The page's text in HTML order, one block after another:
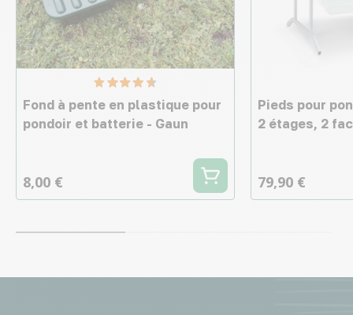
Fond à pente en plastique pour
pondoir et batterie - Gaun
8,00 €
Pieds pour
2 étages, 2
79,90 €